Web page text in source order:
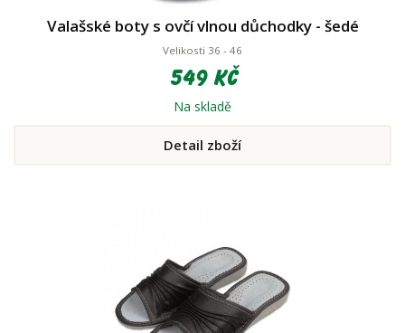
Valašské boty s ovčí vlnou důchodky - šedé
Velikosti 36 - 46
549 Kč
Na skladě
Detail zboží